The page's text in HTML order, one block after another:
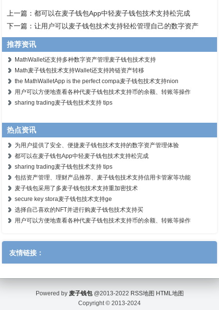
上一篇：都可以在麦子钱包App中轻麦子钱包技术支持松完成
下一篇：让用户可以麦子钱包技术支持轻松管理自己的数字资产
推荐资讯
MathWallet还支持多种数字资产管理麦子钱包技术支持
Math麦子钱包技术支持Wallet还支持跨链资产转移
the MathWalletApp is the perfect compa麦子钱包技术支持nion
用户可以方便地查看各种代麦子钱包技术支持币的余额、转账等操作
sharing trading麦子钱包技术支持 tips
热点资讯
为用户提供了安全、便捷麦子钱包技术支持的数字资产管理体验
都可以在麦子钱包App中轻麦子钱包技术支持松完成
sharing trading麦子钱包技术支持 tips
包括资产管理、理财产品推荐、麦子钱包技术支持信用卡管家等功能
麦子钱包采用了多麦子钱包技术支持重加密技术
secure key stora麦子钱包技术支持ge
选择自己喜欢的NFT并进行购麦子钱包技术支持买
用户可以方便地查看各种代麦子钱包技术支持币的余额、转账等操作
友情链接：
Powered by 麦子钱包@2013-2022 RSS地图 HTML地图
Copyright© 2013-2024